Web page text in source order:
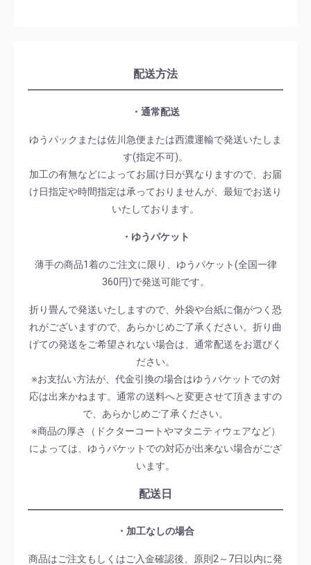
配送方法
・通常配送
ゆうパックまたは佐川急便または西濃運輸で発送いたしま
す(指定不可)。
加工の有無などによってお届け日が異なりますので、お届
け日指定や時間指定は承っておりませんが、最短でお送り
いたしております。
・ゆうパケット
薄手の商品1着のご注文に限り、ゆうパケット(全国一律
360円)で発送可能です。
折り畳んで発送いたしますので、外袋や台紙に傷がつく恐
れがございますので、あらかじめご了承ください。折り曲
げての発送をご希望されない場合は、通常配送をお選びく
ださい。
※お支払い方法が、代金引換の場合はゆうパケットでの対
応は出来かねます。通常の送料へと変更させて頂きますの
で、あらかじめご了承ください。
※商品の厚さ（ドクターコートやマタニティウェアなど）
によっては、ゆうパケットでの対応が出来ない場合がござ
います。
配送日
・加工なしの場合
商品はご注文もしくはご入金確認後、原則2～7日以内に発